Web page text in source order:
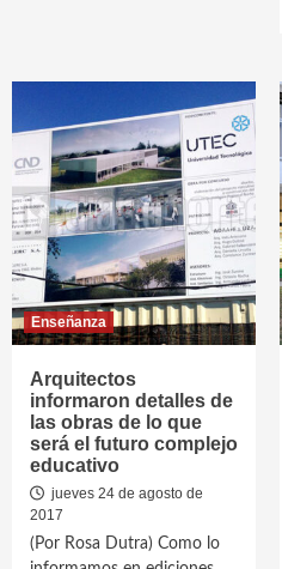
Enseñanza
Arquitectos
informaron detalles de
las obras de lo que
será el futuro complejo
educativo
jueves 24 de agosto de
2017
(Por Rosa Dutra) Como lo